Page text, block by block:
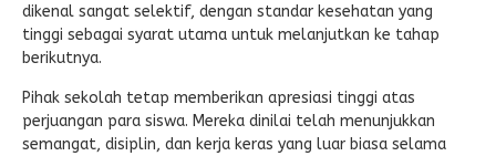
dikenal sangat selektif, dengan standar kesehatan yang
tinggi sebagai syarat utama untuk melanjutkan ke tahap
berikutnya.
Pihak sekolah tetap memberikan apresiasi tinggi atas
perjuangan para siswa. Mereka dinilai telah menunjukkan
semangat, disiplin, dan kerja keras yang luar biasa selama